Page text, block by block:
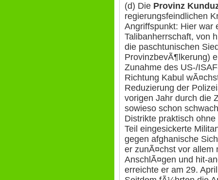
(d) Die Provinz
regierungsfeindlichen
Angriffspunkt: Hier war
Talibanherrschaft, von
die paschtunischen
ProvinzbevÃ¶lkerung)
Zunahme des US-/
Richtung Kabul
Reduzierung der
vorigen Jahr durch die
sowieso schon
Distrikte praktisch
Teil eingesickerte
gegen afghanische
er zunÃ¤chst vor
AnschlÃ¤gen und hit-
erreichte er am 29.